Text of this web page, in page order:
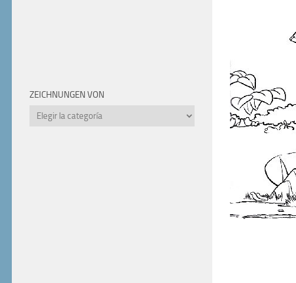
ZEICHNUNGEN VON
Zeichnungen